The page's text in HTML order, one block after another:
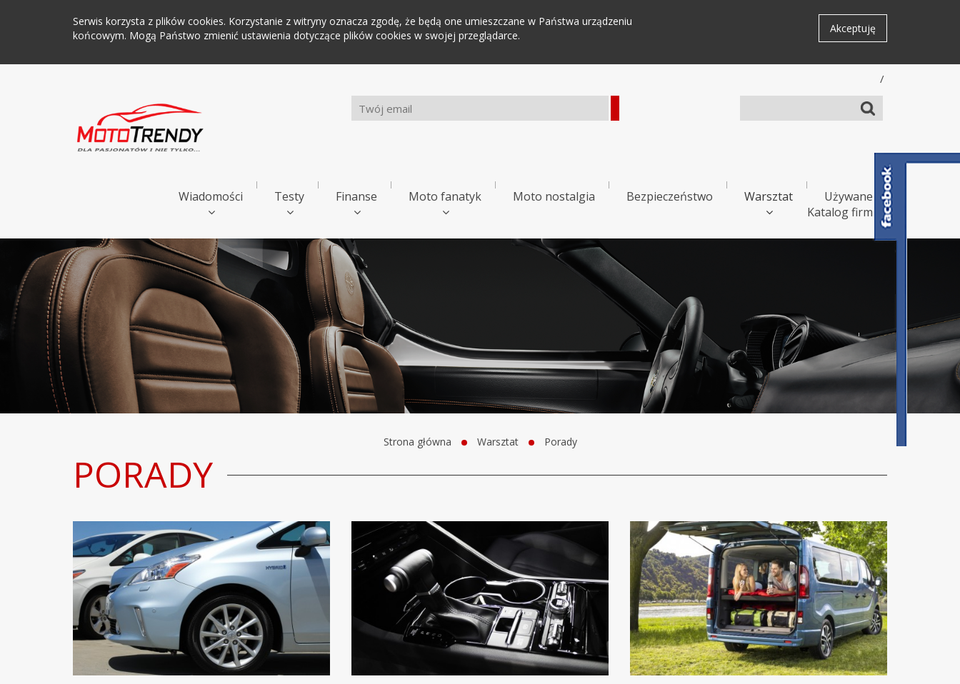
Serwis korzysta z plików cookies. Korzystanie z witryny oznacza zgodę, że będą one umieszczane w Państwa urządzeniu
końcowym. Mogą Państwo zmienić ustawienia dotyczące plików cookies w swojej przeglądarce.
Akceptuję
/
Wiadomości Testy Finanse Moto fanatyk Moto nostalgia Bezpieczeństwo Warsztat
Używane
Katalog firm
Strona główna Warsztat Porady
PORADY